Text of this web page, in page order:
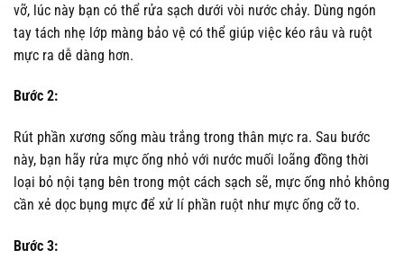
vỡ, lúc này bạn có thể rửa sạch dưới vòi nước chảy. Dùng ngón
tay tách nhẹ lớp màng bảo vệ có thể giúp việc kéo râu và ruột
mực ra dễ dàng hơn.
Bước 2:
Rút phần xương sống màu trắng trong thân mực ra. Sau bước
này, bạn hãy rửa mực ống nhỏ với nước muối loãng đồng thời
loại bỏ nội tạng bên trong một cách sạch sẽ, mực ống nhỏ không
cần xẻ dọc bụng mực để xử lí phần ruột như mực ống cỡ to.
Bước 3: